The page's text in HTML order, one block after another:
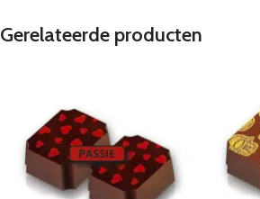
Gerelateerde producten